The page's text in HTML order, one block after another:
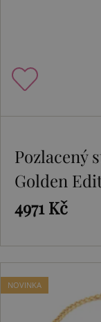
Pozlacený
Golden
4971 Kč
NOVINKA